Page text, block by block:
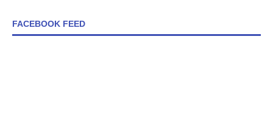
FACEBOOK FEED